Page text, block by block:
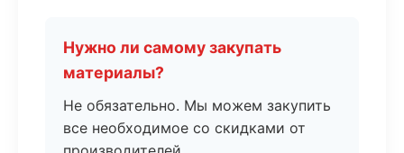
Нужно ли самому закупать
материалы?
Не обязательно. Мы можем закупить
все необходимое со скидками от